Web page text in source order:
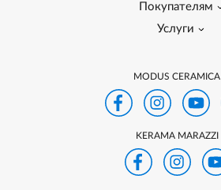
Покупателям
Услуги
MODUS CERAMICA
KERAMA MARAZZI